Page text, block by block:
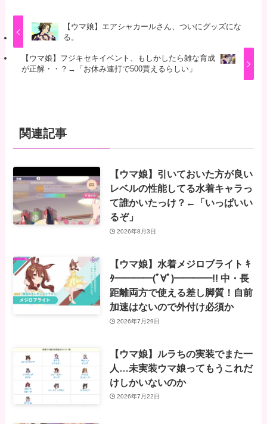
【ウマ娘】エアシャカールさん、ついにグッズにな
る。
【ウマ娘】フジキセキイベント、もしかしたら雑な育成
が正解・・？→「お休み連打で500貰えるらしい」
関連記事
【ウマ娘】引いておいた方が良い
レベルの性能してる水着キャラっ
て誰かいたっけ？←「いっぱいい
るぞ」
2026年8月3日
【ウマ娘】水着メジロブライト ｷ
ﾀ━━━━(ﾟ∀ﾟ)━━━━!! 中・長
距離両方で使える差し脚質！自前
加速はないので外付け必須か
2026年7月29日
【ウマ娘】ルラちの実装でまた一
人…未実装ウマ娘ってもうこれだ
けしかいないのか
2026年7月22日